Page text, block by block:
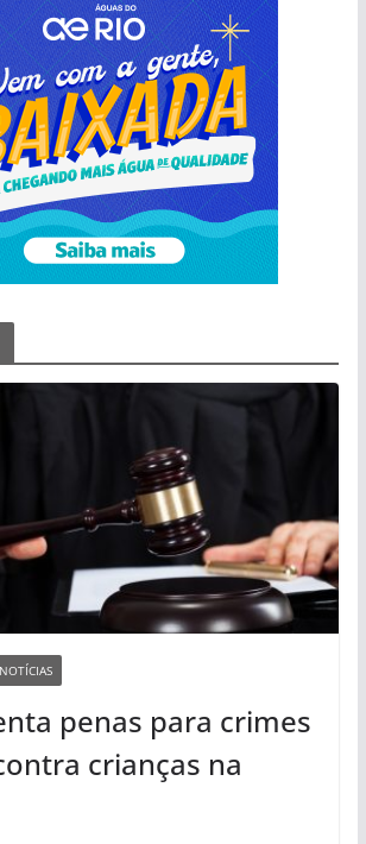
NOTÍCIAS
penas para crimes
crianças na